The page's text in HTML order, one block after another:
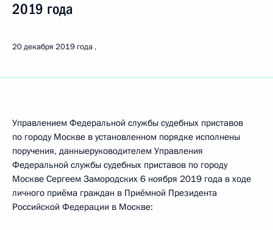
2019 года
20 декабря 2019 года
Управлением Федеральной службы судебных приставов
по городу Москве в установленном порядке исполнены
поручения, данныеруководителем Управления
Федеральной службы судебных приставов по городу
Москве Сергеем Замородских 6 ноября 2019 года в ходе
личного приёма граждан в Приёмной Президента
Российской Федерации в Москве: